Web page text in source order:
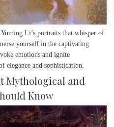
Li’s portraits that whisper of
yourself in the captivating
emotions and ignite
elegance and sophistication.
Mythological and
Know